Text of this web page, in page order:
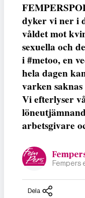
dyker vi ner i
våldet mot
sexuella och
i #metoo, en
hela dagen
varken
Vi efterlyser
arbetsgivare
Fempers
Dela